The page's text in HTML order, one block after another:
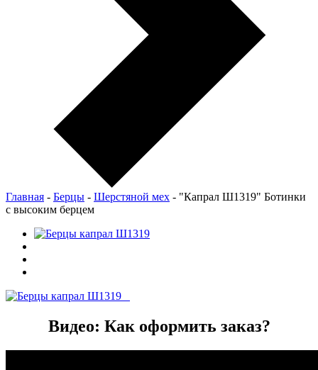
Главная - Берцы - Шерстяной мех - "Капрал Ш1319" Ботинки
с высоким берцем
Видео: Как оформить заказ?